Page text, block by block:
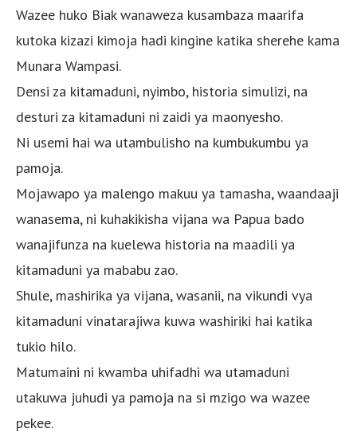
Wazee huko Biak wanaweza kusambaza maarifa
kutoka kizazi kimoja hadi kingine katika sherehe kama
Munara Wampasi.
Densi za kitamaduni, nyimbo, historia simulizi, na
desturi za kitamaduni ni zaidi ya maonyesho.
Ni usemi hai wa utambulisho na kumbukumbu ya
pamoja.
Mojawapo ya malengo makuu ya tamasha, waandaaji
wanasema, ni kuhakikisha vijana wa Papua bado
wanajifunza na kuelewa historia na maadili ya
kitamaduni ya mababu zao.
Shule, mashirika ya vijana, wasanii, na vikundi vya
kitamaduni vinatarajiwa kuwa washiriki hai katika
tukio hilo.
Matumaini ni kwamba uhifadhi wa utamaduni
utakuwa juhudi ya pamoja na si mzigo wa wazee
pekee.